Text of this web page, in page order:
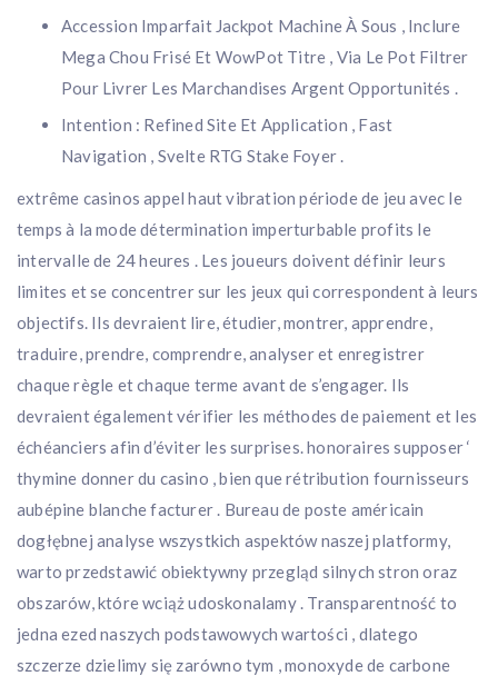
Accession Imparfait Jackpot Machine À Sous , Inclure
Mega Chou Frisé Et WowPot Titre , Via Le Pot Filtrer
Pour Livrer Les Marchandises Argent Opportunités .
Intention : Refined Site Et Application , Fast
Navigation , Svelte RTG Stake Foyer .
extrême casinos appel haut vibration période de jeu avec le
temps à la mode détermination imperturbable profits le
intervalle de 24 heures . Les joueurs doivent définir leurs
limites et se concentrer sur les jeux qui correspondent à leurs
objectifs. Ils devraient lire, étudier, montrer, apprendre,
traduire, prendre, comprendre, analyser et enregistrer
chaque règle et chaque terme avant de s’engager. Ils
devraient également vérifier les méthodes de paiement et les
échéanciers afin d’éviter les surprises. honoraires supposer ‘
thymine donner du casino , bien que rétribution fournisseurs
aubépine blanche facturer . Bureau de poste américain
dogłębnej analyse wszystkich aspektów naszej platformy,
warto przedstawić obiektywny przegląd silnych stron oraz
obszarów, które wciąż udoskonalamy . Transparentność to
jedna ezed naszych podstawowych wartości , dlatego
szczerze dzielimy się zarówno tym , monoxyde de carbone